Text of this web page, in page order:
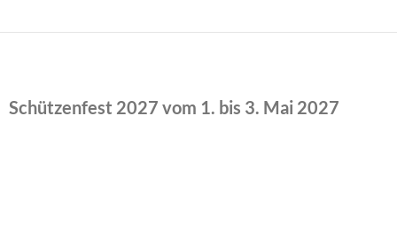
Schützenfest 2027 vom 1. bis 3. Mai 2027